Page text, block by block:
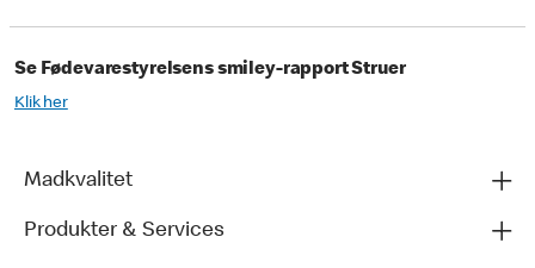
Se Fødevarestyrelsens smiley-rapport Struer
Klik her
Madkvalitet
Produkter & Services